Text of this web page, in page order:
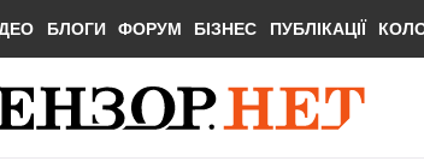
БЛОГИ ФОРУМ БІЗНЕС ПУБЛІКАЦІЇ